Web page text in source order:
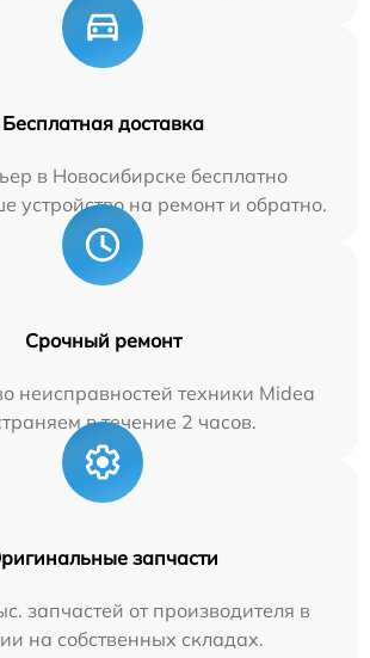
Бесплатная доставка
в Новосибирске бесплатно
устройство на ремонт и обратно.
Срочный ремонт
неисправностей техники Midea
в течение 2 часов.
запчасти
запчастей от производителя в
на собственных складах.